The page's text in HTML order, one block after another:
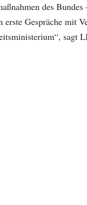
des
erste Gespräche mit
sagt